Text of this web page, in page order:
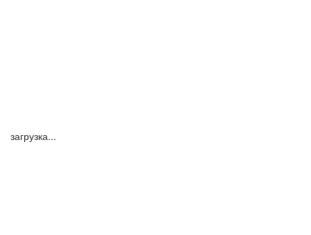
загрузка...